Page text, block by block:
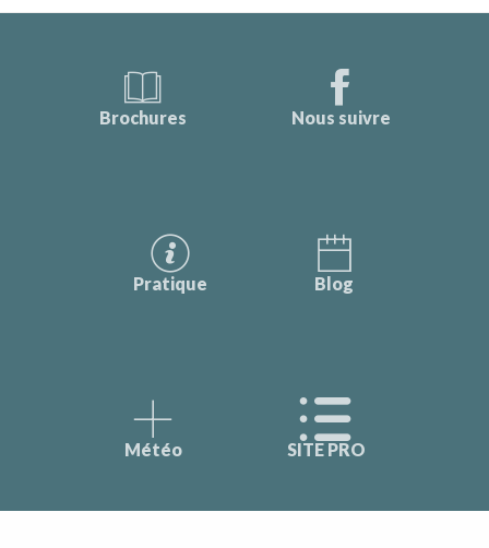
Brochures Nous suivre
Pratique Blog
Météo SITE PRO